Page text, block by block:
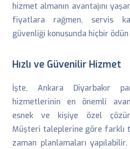
hizmet almanın avantajını
fiyatlara rağmen, servis
güvenliği konusunda hiçbir
Hızlı ve Güvenilir Hizmet
İşte, Ankara Diyarbakır
hizmetlerinin en önemli
esnek ve kişiye özel
Müşteri taleplerine göre farklı
zaman planlamaları